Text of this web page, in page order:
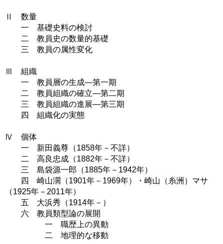
Ⅱ 数量
一 基礎史料の検討
二 教員史の数量的基礎
三 教員の属性変化
Ⅲ 組織
一 教員層の生成―第一期
二 教員組織の確立―第二期
三 教員組織の進展―第三期
四 組織化の実態
Ⅳ 個体
一 新田義尊（1858年－不詳）
二 高良忠成（1882年－不詳）
三 島袋源一郎（1885年－1942年）
四 崎山濶（1901年－1969年）・崎山（糸洲）マサ
（1925年－2011年）
五 大浜秀（1914年－）
六 教員類型論の展開
一 職歴上の異動
二 地理的な移動